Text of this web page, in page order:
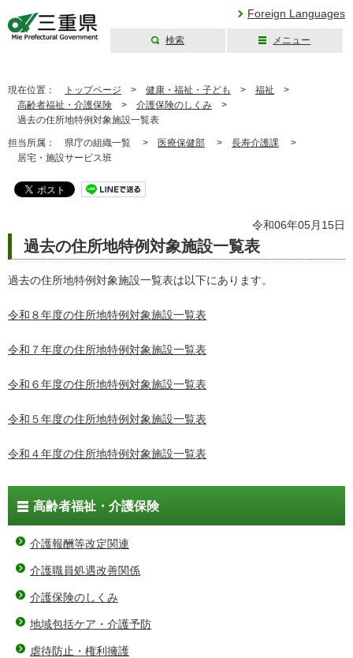
Foreign Languages
検索 メニュー
現在位置： トップページ > 健康・福祉・子ども > 福祉 >
高齢者福祉・介護保険 > 介護保険のしくみ >
過去の住所地特例対象施設一覧表
担当所属： 県庁の組織一覧 > 医療保健部 > 長寿介護課 >
居宅・施設サービス班
令和06年05月15日
過去の住所地特例対象施設一覧表
過去の住所地特例対象施設一覧表は以下にあります。
令和８年度の住所地特例対象施設一覧表
令和７年度の住所地特例対象施設一覧表
令和６年度の住所地特例対象施設一覧表
令和５年度の住所地特例対象施設一覧表
令和４年度の住所地特例対象施設一覧表
高齢者福祉・介護保険
介護報酬等改定関連
介護職員処遇改善関係
介護保険のしくみ
地域包括ケア・介護予防
虐待防止・権利擁護